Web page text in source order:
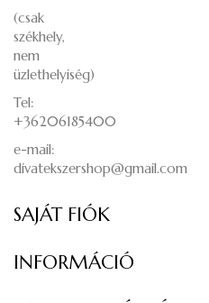
(csak
székhely,
nem
üzlethelyiség)
Tel:
+36206185400
e-mail:
divatekszershop@gmail.com
SAJÁT FIÓK
INFORMÁCIÓ